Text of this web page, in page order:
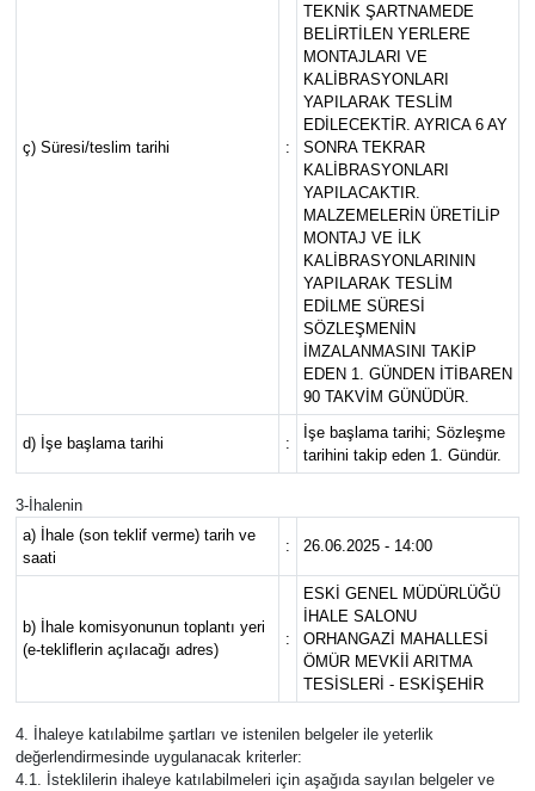
ç) Süresi/teslim tarihi :
TEKNİK ŞARTNAMEDE
BELİRTİLEN YERLERE
MONTAJLARI VE
KALİBRASYONLARI
YAPILARAK TESLİM
EDİLECEKTİR. AYRICA 6 AY
SONRA TEKRAR
KALİBRASYONLARI
YAPILACAKTIR.
MALZEMELERİN ÜRETİLİP
MONTAJ VE İLK
KALİBRASYONLARININ
YAPILARAK TESLİM
EDİLME SÜRESİ
SÖZLEŞMENİN
İMZALANMASINI TAKİP
EDEN 1. GÜNDEN İTİBAREN
90 TAKVİM GÜNÜDÜR.
d) İşe başlama tarihi :
İşe başlama tarihi; Sözleşme
tarihini takip eden 1. Gündür.
3-İhalenin
a) İhale (son teklif verme) tarih ve
saati
: 26.06.2025 - 14:00
b) İhale komisyonunun toplantı yeri
(e-tekliflerin açılacağı adres)
:
ESKİ GENEL MÜDÜRLÜĞÜ
İHALE SALONU
ORHANGAZİ MAHALLESİ
ÖMÜR MEVKİİ ARITMA
TESİSLERİ - ESKİŞEHİR
4. İhaleye katılabilme şartları ve istenilen belgeler ile yeterlik
değerlendirmesinde uygulanacak kriterler:
4.1. İsteklilerin ihaleye katılabilmeleri için aşağıda sayılan belgeler ve